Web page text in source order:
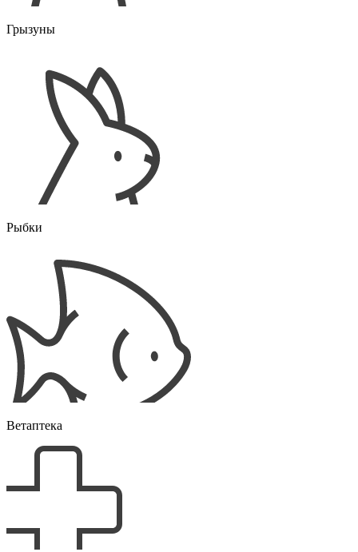
Грызуны
Рыбки
Ветаптека